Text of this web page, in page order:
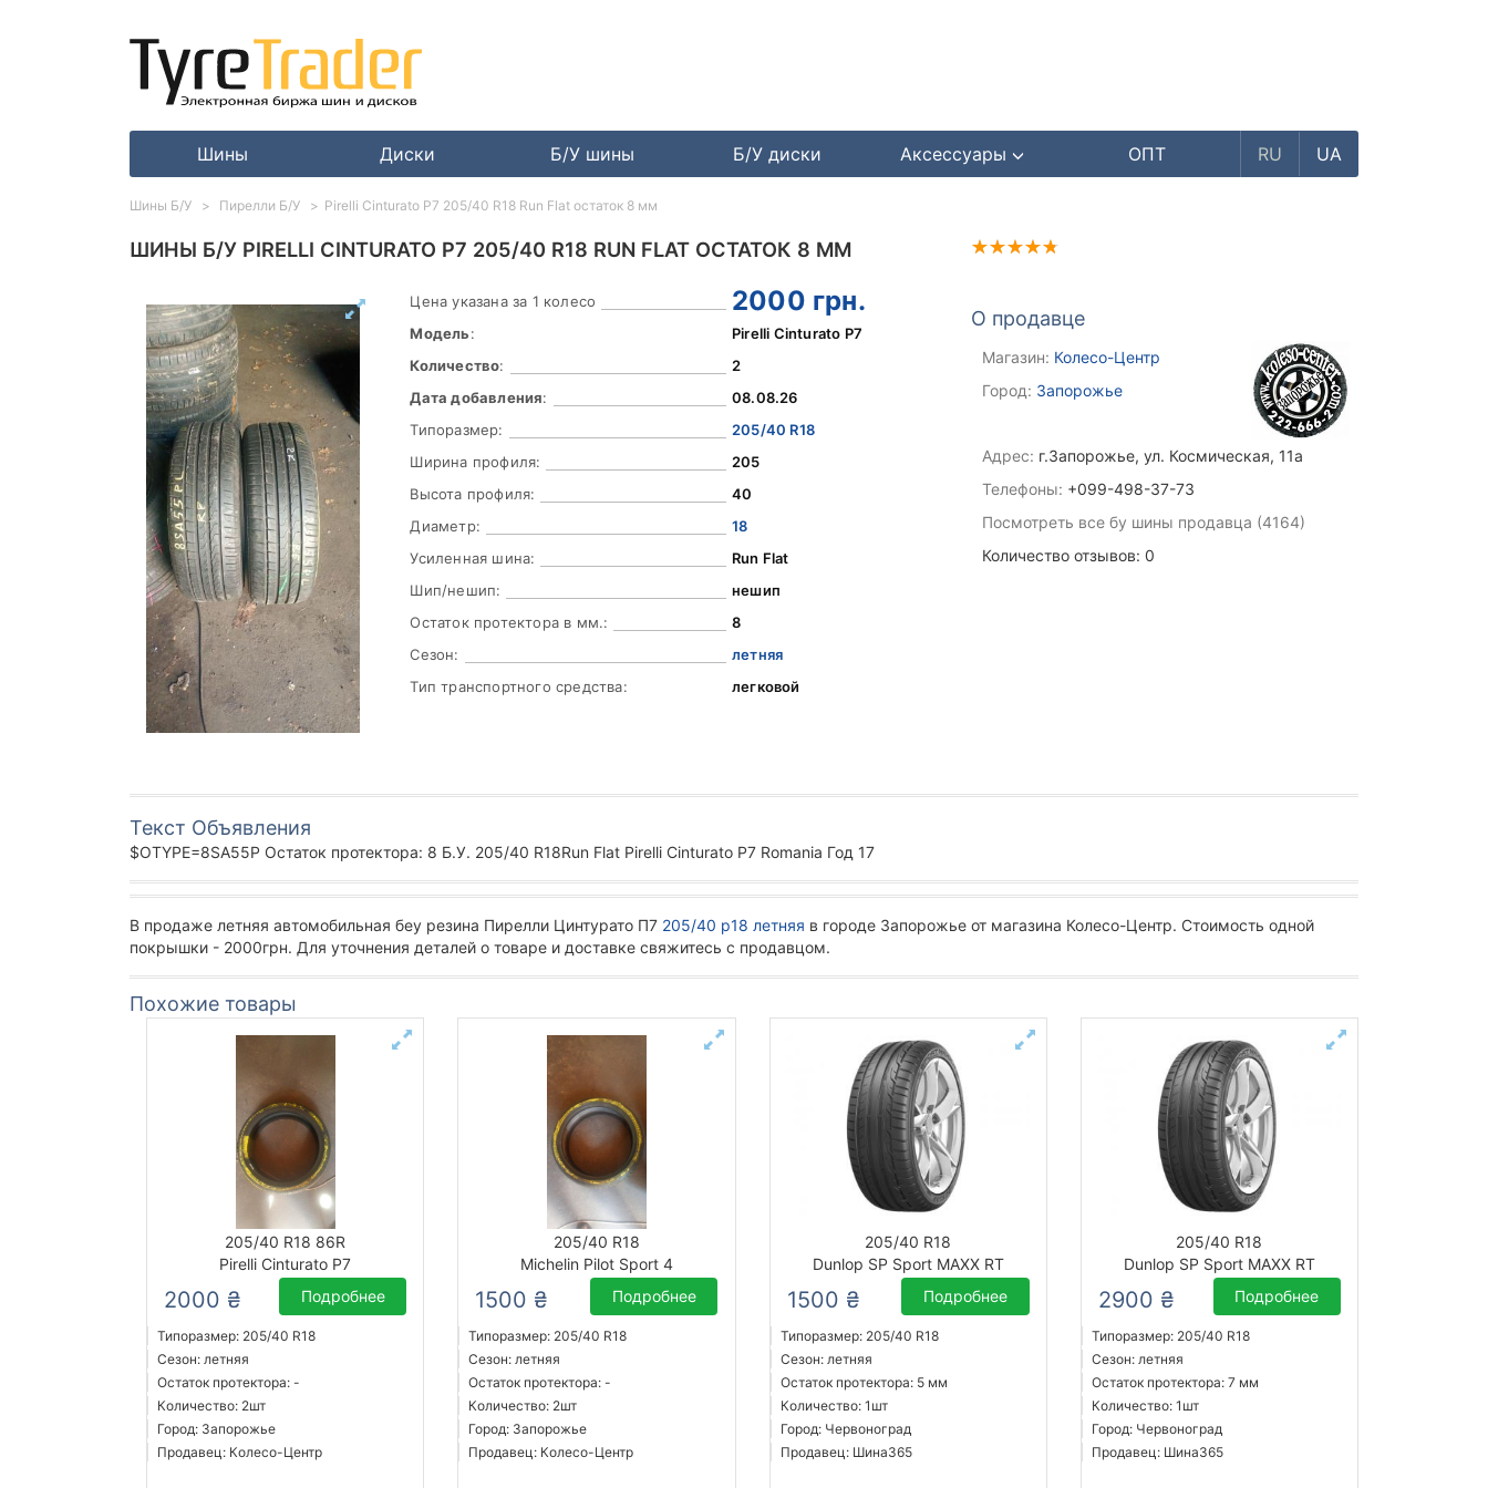
Шины Диски Б/У шины Б/У диски Аксессуары ОПТ RU UA
ШИНЫ Б/У PIRELLI CINTURATO P7 205/40 R18 RUN FLAT ОСТАТОК 8 ММ
Цена указана за 1 колесо 2000 грн.
Модель:
Pirelli Cinturato P7
Количество:
2
Дата добавления:
08.08.26
Типоразмер:
205/40 R18
Ширина профиля:
205
Высота профиля:
40
Диаметр:
18
Усиленная шина:
Run Flat
Шип/нешип:
нешип
Остаток протектора в мм.:
8
Сезон:
летняя
Тип транспортного средства:
легковой
О продавце
Магазин: Колесо-Центр
Город: Запорожье
Адрес: г.Запорожье, ул. Космическая, 11а
Телефоны: +099-498-37-73
Посмотреть все бу шины продавца (4164)
Количество отзывов: 0
Текст Объявления
$OTYPE=8SA55P Остаток протектора: 8 Б.У. 205/40 R18Run Flat Pirelli Cinturato P7 Romania Год 17
В продаже летняя автомобильная беу резина Пирелли Цинтурато П7 205/40 р18 летняя в городе Запорожье от магазина Колесо-Центр. Стоимость одной
покрышки - 2000грн. Для уточнения деталей о товаре и доставке свяжитесь с продавцом.
Похожие товары
205/40 R18 86R
Pirelli Cinturato P7
2000 ₴ Подробнее
Типоразмер: 205/40 R18
Сезон: летняя
Остаток протектора: -
Количество: 2шт
Город: Запорожье
Продавец: Колесо-Центр
205/40 R18
Michelin Pilot Sport 4
1500 ₴ Подробнее
Типоразмер: 205/40 R18
Сезон: летняя
Остаток протектора: -
Количество: 2шт
Город: Запорожье
Продавец: Колесо-Центр
205/40 R18
Dunlop SP Sport MAXX RT
1500 ₴ Подробнее
Типоразмер: 205/40 R18
Сезон: летняя
Остаток протектора: 5 мм
Количество: 1шт
Город: Червоноград
Продавец: Шина365
205/40 R18
Dunlop SP Sport MAXX RT
2900 ₴ Подробнее
Типоразмер: 205/40 R18
Сезон: летняя
Остаток протектора: 7 мм
Количество: 1шт
Город: Червоноград
Продавец: Шина365
Шины Б/У Пирелли Б/У Pirelli Cinturato P7 205/40 R18 Run Flat остаток 8 мм